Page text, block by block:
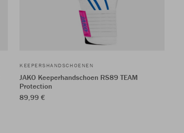
KEEPERSHANDSCHOENEN
JAKO Keeperhandschoen RS89 TEAM
Protection
89,99 €